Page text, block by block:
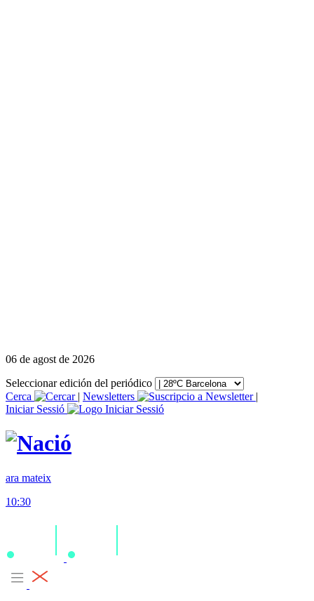
06 de agost de 2026
Seleccionar edición del periódico
Cerca
| Newsletters
|
Iniciar Sessió
ara mateix
10:30